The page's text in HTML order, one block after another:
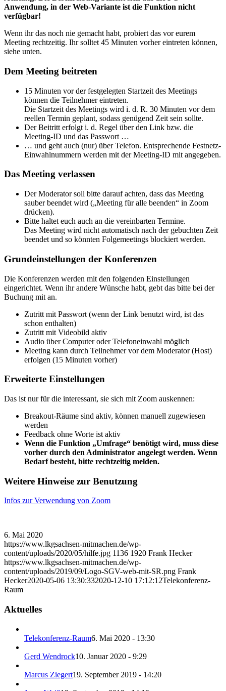
Anwendung, in der Web-Variante ist die Funktion nicht
verfügbar!
Wenn ihr das noch nie gemacht habt, probiert das vor eurem
Meeting rechtzeitig. Ihr solltet 45 Minuten vorher eintreten können,
siehe unten.
Dem Meeting beitreten
15 Minuten vor der festgelegten Startzeit des Meetings
können die Teilnehmer eintreten.
Die Startzeit des Meetings wird i. d. R. 30 Minuten vor dem
reellen Termin geplant, sodass genügend Zeit sein sollte.
Der Beitritt erfolgt i. d. Regel über den Link bzw. die
Meeting-ID und das Passwort …
… und geht auch (nur) über Telefon. Entsprechende Festnetz-
Einwahlnummern werden mit der Meeting-ID mit angegeben.
Das Meeting verlassen
Der Moderator soll bitte darauf achten, dass das Meeting
sauber beendet wird („Meeting für alle beenden“ in Zoom
drücken).
Bitte haltet euch auch an die vereinbarten Termine.
Das Meeting wird nicht automatisch nach der gebuchten Zeit
beendet und so könnten Folgemeetings blockiert werden.
Grundeinstellungen der Konferenzen
Die Konferenzen werden mit den folgenden Einstellungen
eingerichtet. Wenn ihr andere Wünsche habt, gebt das bitte bei der
Buchung mit an.
Zutritt mit Passwort (wenn der Link benutzt wird, ist das
schon enthalten)
Zutritt mit Videobild aktiv
Audio über Computer oder Telefoneinwahl möglich
Meeting kann durch Teilnehmer vor dem Moderator (Host)
erfolgen (15 Minuten vorher)
Erweiterte Einstellungen
Das ist nur für die interessant, sie sich mit Zoom auskennen:
Breakout-Räume sind aktiv, können manuell zugewiesen
werden
Feedback ohne Worte ist aktiv
Wenn die Funktion „Umfrage“ benötigt wird, muss diese
vorher durch den Administrator angelegt werden. Wenn
Bedarf besteht, bitte rechtzeitig melden.
Weitere Hinweise zur Benutzung
Infos zur Verwendung von Zoom
6. Mai 2020
https://www.lkgsachsen-mitmachen.de/wp-
content/uploads/2020/05/hilfe.jpg 1136 1920 Frank Hecker
https://www.lkgsachsen-mitmachen.de/wp-
content/uploads/2019/09/Logo-SGV-web-mit-SR.png Frank
Hecker2020-05-06 13:30:332020-12-10 17:12:12Telekonferenz-
Raum
Aktuelles
Telekonferenz-Raum6. Mai 2020 - 13:30
Gerd Wendrock10. Januar 2020 - 9:29
Marcus Ziegert19. September 2019 - 14:20